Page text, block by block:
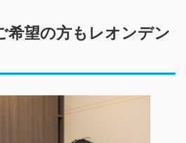
希望の方もレオンデン